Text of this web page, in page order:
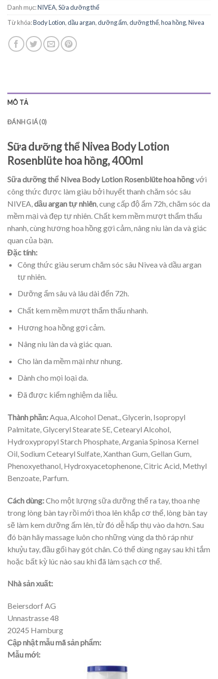
Danh mục:NIVEA,Sữa dưỡng thể
Từ khóa:Body Lotion,dầu argan,dưỡng ẩm,dưỡng thể,hoa hồng,Nivea
MÔ TẢ
ĐÁNH GIÁ (0)
Sữa dưỡng thể Nivea Body Lotion
Rosenblüte hoa hồng, 400ml
Sữa dưỡng thể Nivea Body Lotion Rosenblüte hoa hồngvới
công thức được làm giàu bởi huyết thanh chăm sóc sâu
NIVEA,dầu argan tự nhiên, cung cấp độ ẩm 72h, chăm sóc da
mềm mại và đẹp tự nhiên. Chất kem mềm mượt thẩm thấu
nhanh, cùng hương hoa hồng gợi cảm, nâng niu làn da và giác
quan của bạn.
Đặc tính:
Công thức giàu serum chăm sóc sâu Nivea và dầu argan
tự nhiên.
Dưỡng ẩm sâu và lâu dài đến 72h.
Chất kem mềm mượt thẩm thấu nhanh.
Hương hoa hồng gợi cảm.
Nâng niu làn da và giác quan.
Cho làn da mềm mại như nhung.
Dành cho mọi loại da.
Đã được kiểm nghiệm da liễu.
Thành phần: Aqua, Alcohol Denat., Glycerin, Isopropyl
Palmitate, Glyceryl Stearate SE, Cetearyl Alcohol,
Hydroxypropyl Starch Phosphate, Argania Spinosa Kernel
Oil, Sodium Cetearyl Sulfate, Xanthan Gum, Gellan Gum,
Phenoxyethanol, Hydroxyacetophenone, Citric Acid, Methyl
Benzoate, Parfum.
Cách dùng:Cho một lượng sữa dưỡng thể ra tay, thoa nhẹ
trong lòng bàn tay rồi mới thoa lên khắp cơ thể, lòng bàn tay
sẽ làm kem dưỡng ấm lên, từ đó dễ hấp thụ vào da hơn. Sau
đó bạn hãy massage luôn cho những vùng da thô ráp như
khuỷu tay, đầu gối hay gót chân. Có thể dùng ngay sau khi tắm
hoặc bất kỳ lúc nào sau khi đã làm sạch cơ thể.
Nhà sản xuất:
Beiersdorf AG
Unnastrasse 48
20245 Hamburg
Cập nhật mẫu mã sản phẩm:
Mẫu mới: